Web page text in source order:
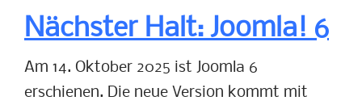
Nächster Halt: Joomla! 6
Am 14. Oktober 2025 ist Joomla 6
erschienen. Die neue Version kommt mit